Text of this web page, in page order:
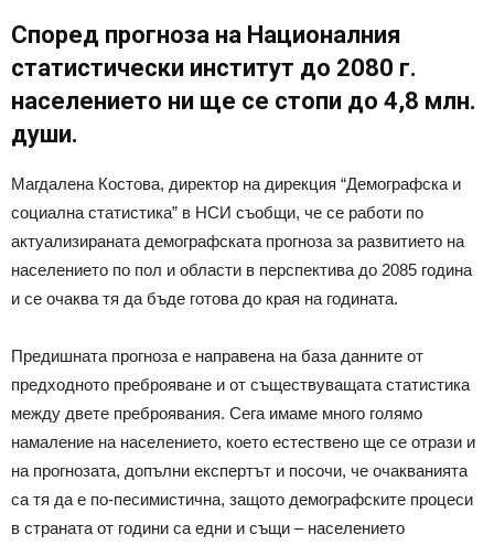
Според прогноза на Националния
статистически институт до 2080 г.
населението ни ще се стопи до 4,8 млн.
души.
Магдалена Костова, директор на дирекция “Демографска и
социална статистика” в НСИ съобщи, че се работи по
актуализираната демографската прогноза за развитието на
населението по пол и области в перспектива до 2085 година
и се очаква тя да бъде готова до края на годината.
Предишната прогноза е направена на база данните от
предходното преброяване и от съществуващата статистика
между двете преброявания. Сега имаме много голямо
намаление на населението, което естествено ще се отрази и
на прогнозата, допълни експертът и посочи, че очакванията
са тя да е по-песимистична, защото демографските процеси
в страната от години са едни и същи – населението